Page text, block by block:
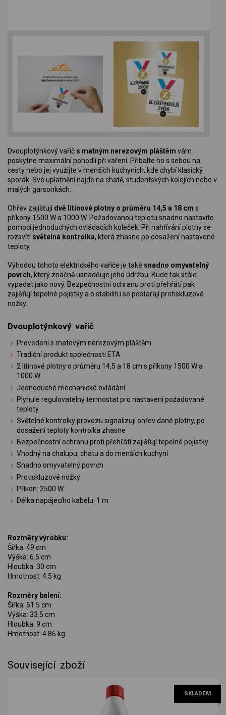
Dvouplotýnkový vařič s matným nerezovým pláštěm vám
poskytne maximální pohodlí při vaření. Přibalte ho s sebou na
cesty nebo jej využijte v menších kuchyních, kde chybí klasický
sporák. Své uplatnění najde na chatě, studentských kolejích nebo v
malých garsonkách.
Ohřev zajišťujídvě litinové plotny o průměru 14,5 a 18 cm s
příkony 1500 W a 1000 W. Požadovanou teplotu snadno nastavíte
pomocí jednoduchých ovládacích koleček. Při nahřívání plotny se
rozsvítísvětelná kontrolka, která zhasne po dosažení nastavené
teploty.
Výhodou tohoto elektrického vařiče je také snadno omyvatelný
povrch, který značně usnadňuje jeho údržbu. Bude tak stále
vypadat jako nový. Bezpečnostní ochranu proti přehřátí pak
zajišťují tepelné pojistky a o stabilitu se postarají protiskluzové
nožky.
Dvouplotýnkový vařič
Provedení s matovým nerezovým pláštěm
Tradiční produkt společnosti ETA
2 litinové plotny o průměru 14,5 a 18 cm s příkony 1500 W a
1000 W
Jednoduché mechanické ovládání
Plynule regulovatelný termostat pro nastavení požadované
teploty
Světelné kontrolky provozu signalizují ohřev dané plotny, po
dosažení teploty kontrolka zhasne
Bezpečnostní ochranu proti přehřátí zajišťují tepelné pojistky
Vhodný na chalupu, chatu a do menších kuchyní
Snadno omyvatelný povrch
Protiskluzové nožky
Příkon: 2500 W
Délka napájecího kabelu: 1 m
Rozměry výrobku:
Šířka: 49 cm
Výška: 6.5 cm
Hloubka: 30 cm
Hmotnost: 4.5 kg
Rozměry balení:
Šířka: 51.5 cm
Výška: 33.5 cm
Hloubka: 9 cm
Hmotnost: 4.86 kg
Související zboží
SKLADEM